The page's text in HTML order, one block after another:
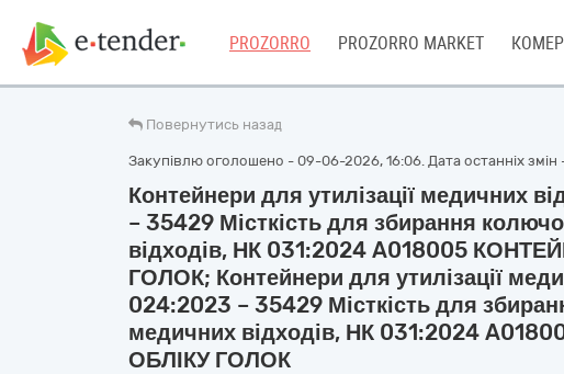
PROZORRO PROZORRO MARKET
Повернутись назад
Закупівлю оголошено - 09-06-2026, 16:06. Дата останніх
Контейнери для утилізації медичних
– 35429 Місткість для збирання
відходів, НК 031:2024 A018005
ГОЛОК; Контейнери для утилізації
024:2023 – 35429 Місткість для
медичних відходів, НК 031:2024
ОБЛІКУ ГОЛОК